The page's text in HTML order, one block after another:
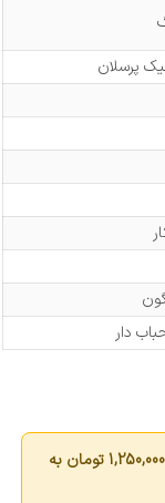
پرسلان
دار
1,250,000تومان به